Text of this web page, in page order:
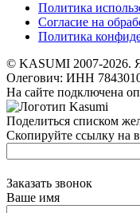
Политика
Согласие на
Политика
© KASUMI 2007-2026.
Олегович: ИНН
На сайте подключена
Поделиться списком
Скопируйте ссылку на
Заказать звонок
Ваше имя